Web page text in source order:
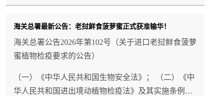
海关总署最新公告：老挝鲜食菠萝蜜正式获准输华！
海关总署公告2026年第102号（关于进口老挝鲜食菠萝
蜜植物检疫要求的公告）
（一）《中华人民共和国生物安全法》； （二）《中
华人民共和国进出境动植物检疫法》及其实施条例；